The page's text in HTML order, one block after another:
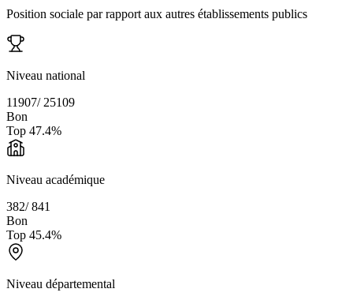
Position sociale par rapport aux autres établissements publics
Niveau national
11907/ 25109
Bon
Top 47.4%
Niveau académique
382/841
Bon
Top 45.4%
Niveau départemental